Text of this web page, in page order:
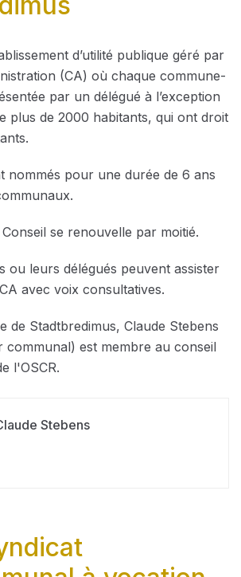
d’utilité publique géré par
(CA) où chaque commune-
par un délégué à l’exception
plus de 2000 habitants, qui ont droit
nommés pour une durée de 6 ans
se renouvelle par moitié.
ou leurs délégués peuvent assister
avec voix consultatives.
de Stadtbredimus, Claude Stebens
communal) est membre au conseil
l'OSCR.
Stebens